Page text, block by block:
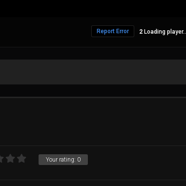
Loading player..
Report Error
Your rating: 0